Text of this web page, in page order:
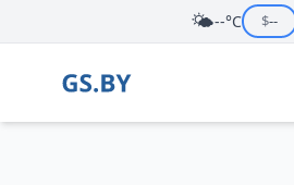
🌤️--°C $--